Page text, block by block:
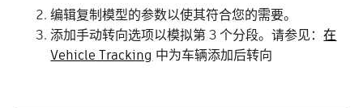
编辑复制模型的参数以使其符合您的需要。
添加手动转向选项以模拟第 3 个分段。请参见：在
Vehicle Tracking 中为车辆添加后转向